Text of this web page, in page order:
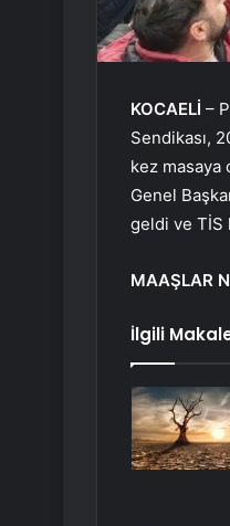
KOCAELİ –
Sendikası,
kez masaya
Genel
geldi ve TİS
MAAŞLAR
İlgili